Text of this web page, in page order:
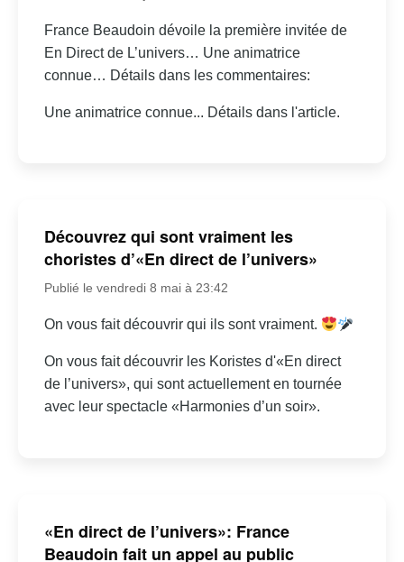
France Beaudoin dévoile la première invitée de
En Direct de L’univers… Une animatrice
connue… Détails dans les commentaires:
Une animatrice connue... Détails dans l'article.
Découvrez qui sont vraiment les
choristes d’«En direct de l’univers»
Publié le vendredi 8 mai à 23:42
On vous fait découvrir qui ils sont vraiment.
On vous fait découvrir les Koristes d'«En direct
de l’univers», qui sont actuellement en tournée
avec leur spectacle «Harmonies d’un soir».
«En direct de l’univers»: France
Beaudoin fait un appel au public